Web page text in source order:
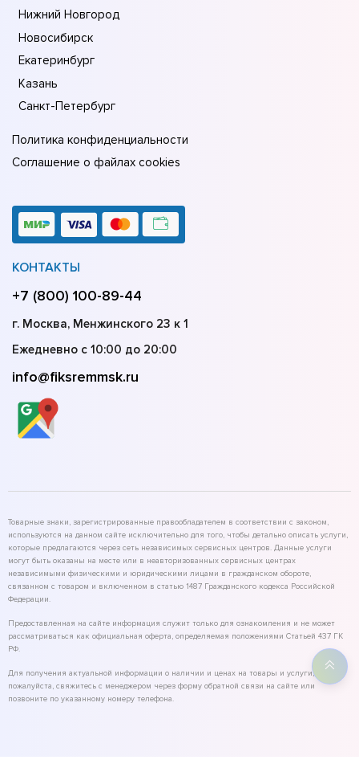
Нижний Новгород
Новосибирск
Екатеринбург
Казань
Санкт-Петербург
Политика конфиденциальности
Соглашение о файлах cookies
КОНТАКТЫ
+7 (800) 100-89-44
г. Москва, Менжинского 23 к 1
Ежедневно с 10:00 до 20:00
info@fiksremmsk.ru
Товарные знаки, зарегистрированные правообладателем в соответствии с законом,
используются на данном сайте исключительно для того, чтобы детально описать услуги,
которые предлагаются через сеть независимых сервисных центров. Данные услуги
могут быть оказаны на месте или в неавторизованных сервисных центрах
независимыми физическими и юридическими лицами в гражданском обороте,
связанном с товаром и включенном в статью 1487 Гражданского кодекса Российской
Федерации.
Предоставленная на сайте информация служит только для ознакомления и не может
рассматриваться как официальная оферта, определяемая положениями Статьей 437 ГК
РФ.
Для получения актуальной информации о наличии и ценах на товары и услуги,
пожалуйста, свяжитесь с менеджером через форму обратной связи на сайте или
позвоните по указанному номеру телефона.